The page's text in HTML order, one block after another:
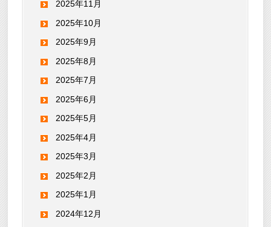
2025年11月
2025年10月
2025年9月
2025年8月
2025年7月
2025年6月
2025年5月
2025年4月
2025年3月
2025年2月
2025年1月
2024年12月